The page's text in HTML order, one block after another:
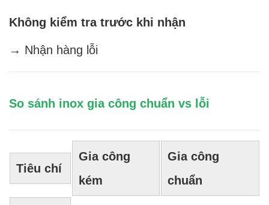
Không kiểm tra trước khi nhận
→ Nhận hàng lỗi
So sánh inox gia công chuẩn vs lỗi
Tiêu chí
Gia công
kém
Gia công
chuẩn